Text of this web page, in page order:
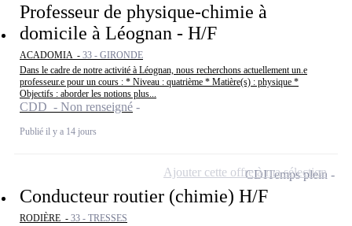
Professeur de physique-chimie à
domicile à Léognan - H/F
ACADOMIA - 33 - GIRONDE
Dans le cadre de notre activité à Léognan, nous recherchons actuellement un.e
professeur.e pour un cours : * Niveau : quatrième * Matière(s) : physique *
Objectifs : aborder les notions plus...
CDD - Non renseigné
Publié il y a 14 jours
Conducteur routier (chimie) H/F
RODIÈRE - 33 - TRESSES
CDITemps plein
Ajouter cette offre à ma sélection